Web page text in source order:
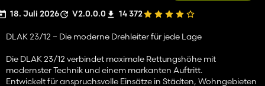
18. Juli 2026 V2.0.0.0 14 372
DLAK 23/12 – Die moderne Drehleiter für jede Lage
Die DLAK 23/12 verbindet maximale Rettungshöhe mit
modernster Technik und einem markanten Auftritt.
Entwickelt für anspruchsvolle Einsätze in Städten, Wohngebieten